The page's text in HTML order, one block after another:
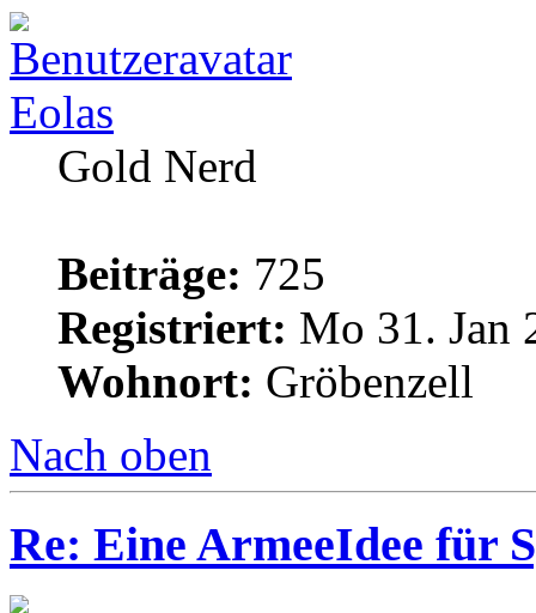
Eolas
Gold Nerd
Beiträge: 725
Registriert: Mo 31. Jan
Wohnort: Gröbenzell
Nach oben
Re: Eine ArmeeIdee für